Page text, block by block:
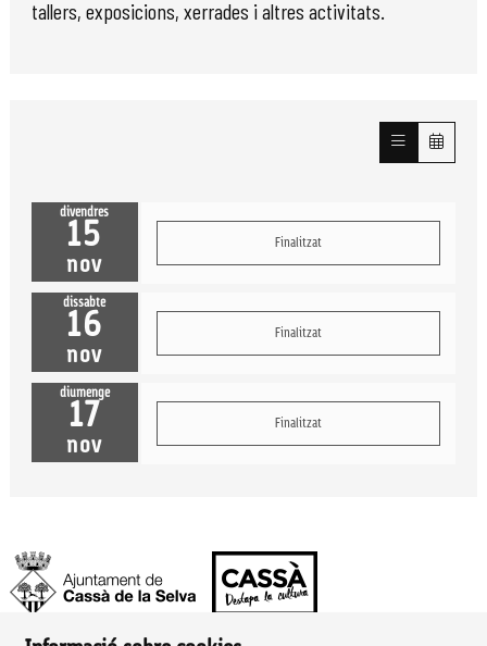
tallers, exposicions, xerrades i altres activitats.
divendres
15
nov
Finalitzat
dissabte
16
nov
Finalitzat
diumenge
17
nov
Finalitzat